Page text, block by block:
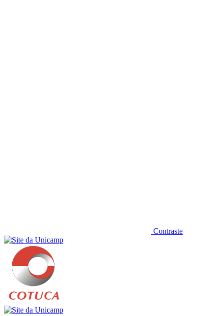
Contraste